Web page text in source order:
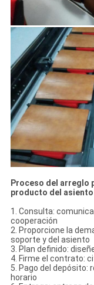
Proceso del arreglo
producto del
1. Consulta:
cooperación
2. Proporcione la
soporte y del asiento
3. Plan definido:
4. Firme el contrato:
5. Pago del depósito:
horario